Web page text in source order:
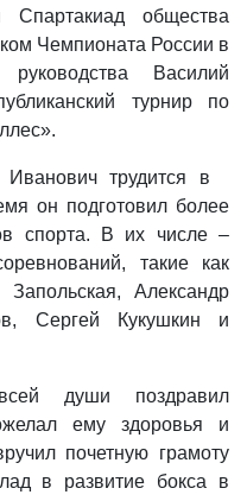
Спартакиад общества
Чемпионата России в
Василий
турнир по
трудится в
он подготовил более
спорта. В их числе –
такие как
Александр
Сергей Кукушкин и
души поздравил
ему здоровья и
почетную грамоту
в развитие бокса в